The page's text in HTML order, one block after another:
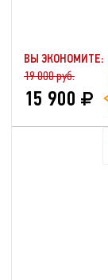
ВЫ ЭКОНОМИТЕ:
19 000 руб.
15 900